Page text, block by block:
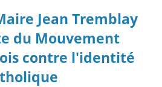
Jean Tremblay
du Mouvement
contre l'identité